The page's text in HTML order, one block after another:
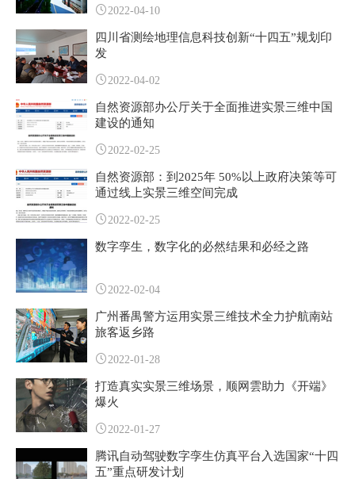
2022-04-10
四川省测绘地理信息科技创新“十四五”规划印
发
2022-04-02
自然资源部办公厅关于全面推进实景三维中国
建设的通知
2022-02-25
自然资源部：到2025年 50%以上政府决策等可
通过线上实景三维空间完成
2022-02-25
数字孪生，数字化的必然结果和必经之路
2022-02-04
广州番禺警方运用实景三维技术全力护航南站
旅客返乡路
2022-01-28
打造真实实景三维场景，顺网雲助力《开端》
爆火
2022-01-27
腾讯自动驾驶数字孪生仿真平台入选国家“十四
五”重点研发计划